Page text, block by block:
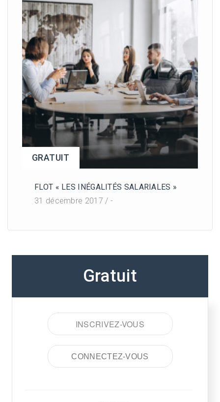
GRATUIT
FLOT « LES INÉGALITÉS SALARIALES »
31 décembre 2017 / -
Gratuit
INSCRIVEZ-VOUS
CONNECTEZ-VOUS